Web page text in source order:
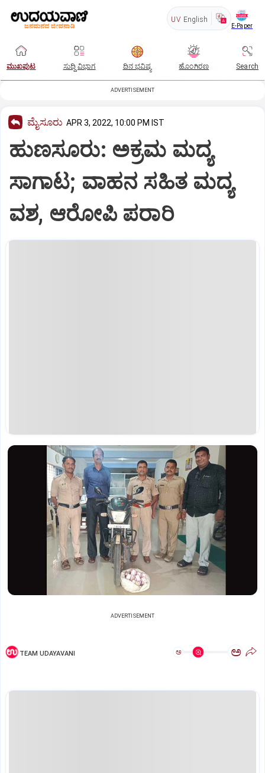
UV English
E-Paper
ಮುಖಪುಟ ಸುದ್ದಿ ವಿಭಾಗ ದಿನ ಭವಿಷ್ಯ ಹೊಂಗಿರಣ Search
ADVERTISEMENT
ಮೈಸೂರು APR 3, 2022, 10:00 PM IST
ಹುಣಸೂರು: ಅಕ್ರಮ ಮದ್ಯ
ಸಾಗಾಟ; ವಾಹನ ಸಹಿತ ಮದ್ಯ
ವಶ, ಆರೋಪಿ ಪರಾರಿ
ADVERTISEMENT
TEAM UDAYAVANI ಅ ಅ